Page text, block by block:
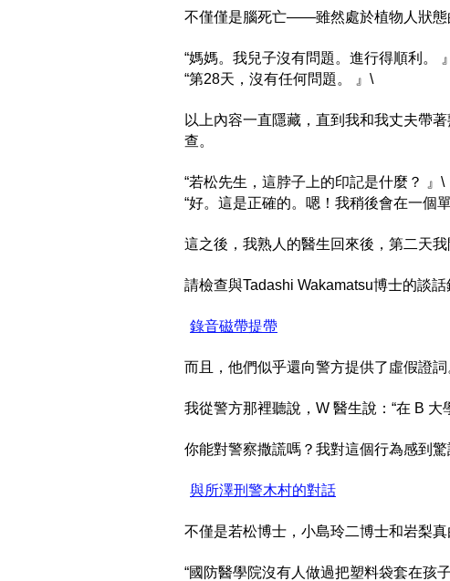
不僅僅是腦死亡——雖然處於植物人狀態
“媽媽。我兒子沒有問題。進行得順利。
“第28天，沒有任何問題。 』\
以上內容一直隱藏，直到我和我丈夫帶
查。
“若松先生，這脖子上的印記是什麼？ 』\
“好。這是正確的。嗯！我稍後會在一個
這之後，我熟人的醫生回來後，第二天我
請檢查與Tadashi Wakamatsu博士的談
錄音磁帶提帶
而且，他們似乎還向警方提供了虛假證詞
我從警方那裡聽說，W 醫生說：“在 B
你能對警察撒謊嗎？我對這個行為感到驚
與所澤刑警木村的對話
不僅是若松博士，小島玲二博士和岩梨
“國防醫學院沒有人做過把塑料袋套在孩